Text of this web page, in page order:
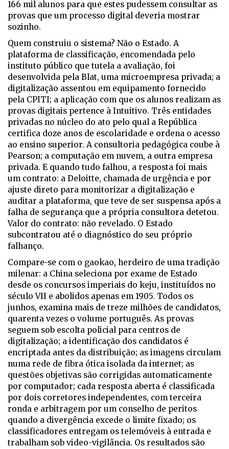
166 mil alunos para que estes pudessem consultar as
provas que um processo digital deveria mostrar
sozinho.
Quem construiu o sistema? Não o Estado. A
plataforma de classificação, encomendada pelo
instituto público que tutela a avaliação, foi
desenvolvida pela Blat, uma microempresa privada; a
digitalização assentou em equipamento fornecido
pela CPITI; a aplicação com que os alunos realizam as
provas digitais pertence à Intuitivo. Três entidades
privadas no núcleo do ato pelo qual a República
certifica doze anos de escolaridade e ordena o acesso
ao ensino superior. A consultoria pedagógica coube à
Pearson; a computação em nuvem, a outra empresa
privada. E quando tudo falhou, a resposta foi mais
um contrato: a Deloitte, chamada de urgência e por
ajuste direto para monitorizar a digitalização e
auditar a plataforma, que teve de ser suspensa após a
falha de segurança que a própria consultora detetou.
Valor do contrato: não revelado. O Estado
subcontratou até o diagnóstico do seu próprio
falhanço.
Compare-se com o gaokao, herdeiro de uma tradição
milenar: a China seleciona por exame de Estado
desde os concursos imperiais do keju, instituídos no
século VII e abolidos apenas em 1905. Todos os
junhos, examina mais de treze milhões de candidatos,
quarenta vezes o volume português. As provas
seguem sob escolta policial para centros de
digitalização; a identificação dos candidatos é
encriptada antes da distribuição; as imagens circulam
numa rede de fibra ótica isolada da internet; as
questões objetivas são corrigidas automaticamente
por computador; cada resposta aberta é classificada
por dois corretores independentes, com terceira
ronda e arbitragem por um conselho de peritos
quando a divergência excede o limite fixado; os
classificadores entregam os telemóveis à entrada e
trabalham sob video-vigilância. Os resultados são